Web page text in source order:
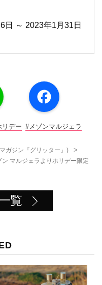
日 ～ 2023年1月31日
a
c
o
リデー #メゾンマルジェラ
ガジン『グリッター』) >
ン マルジェラよりホリデー限定
覧